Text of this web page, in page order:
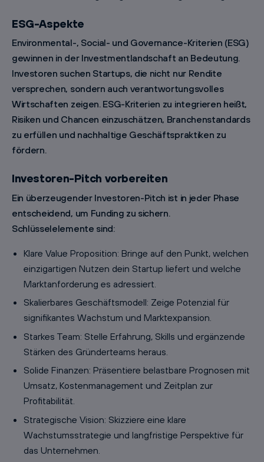
ESG-Aspekte
Environmental-, Social- und Governance-Kriterien (ESG)
gewinnen in der Investmentlandschaft an Bedeutung.
Investoren suchen Startups, die nicht nur Rendite
versprechen, sondern auch verantwortungsvolles
Wirtschaften zeigen. ESG-Kriterien zu integrieren heißt,
Risiken und Chancen einzuschätzen, Branchenstandards
zu erfüllen und nachhaltige Geschäftspraktiken zu
fördern.
Investoren-Pitch vorbereiten
Ein überzeugender Investoren-Pitch ist in jeder Phase
entscheidend, um Funding zu sichern.
Schlüsselelemente sind:
Klare Value Proposition: Bringe auf den Punkt, welchen
einzigartigen Nutzen dein Startup liefert und welche
Marktanforderung es adressiert.
Skalierbares Geschäftsmodell: Zeige Potenzial für
signifikantes Wachstum und Marktexpansion.
Starkes Team: Stelle Erfahrung, Skills und ergänzende
Stärken des Gründerteams heraus.
Solide Finanzen: Präsentiere belastbare Prognosen mit
Umsatz, Kostenmanagement und Zeitplan zur
Profitabilität.
Strategische Vision: Skizziere eine klare
Wachstumsstrategie und langfristige Perspektive für
das Unternehmen.